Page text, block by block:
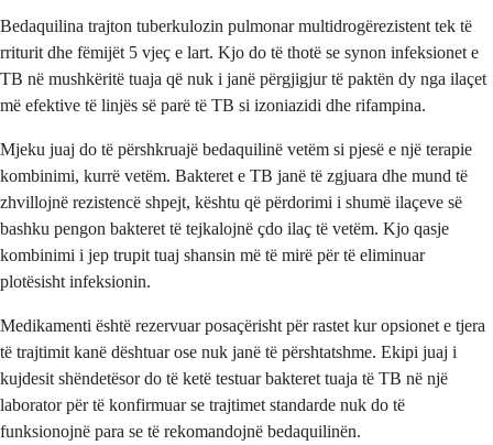
Bedaquilina trajton tuberkulozin pulmonar multidrogërezistent tek të
rriturit dhe fëmijët 5 vjeç e lart. Kjo do të thotë se synon infeksionet e
TB në mushkëritë tuaja që nuk i janë përgjigjur të paktën dy nga ilaçet
më efektive të linjës së parë të TB si izoniazidi dhe rifampina.
Mjeku juaj do të përshkruajë bedaquilinë vetëm si pjesë e një terapie
kombinimi, kurrë vetëm. Bakteret e TB janë të zgjuara dhe mund të
zhvillojnë rezistencë shpejt, kështu që përdorimi i shumë ilaçeve së
bashku pengon bakteret të tejkalojnë çdo ilaç të vetëm. Kjo qasje
kombinimi i jep trupit tuaj shansin më të mirë për të eliminuar
plotësisht infeksionin.
Medikamenti është rezervuar posaçërisht për rastet kur opsionet e tjera
të trajtimit kanë dështuar ose nuk janë të përshtatshme. Ekipi juaj i
kujdesit shëndetësor do të ketë testuar bakteret tuaja të TB në një
laborator për të konfirmuar se trajtimet standarde nuk do të
funksionojnë para se të rekomandojnë bedaquilinën.